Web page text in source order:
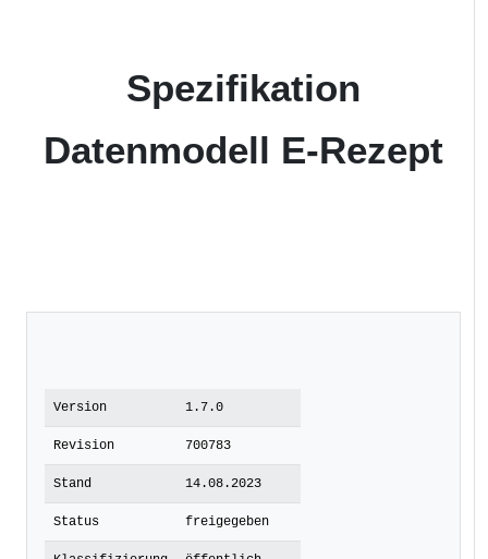
Spezifikation
Datenmodell E-Rezept
Version 1.7.0
Revision 700783
Stand 14.08.2023
Status freigegeben